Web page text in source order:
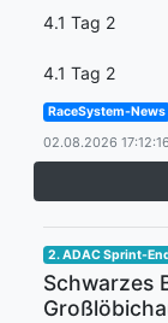
4.1 Tag 2
4.1 Tag 2
RaceSystem-News
02.08.2026 17:12:16
2. ADAC Sprint-
Schwarzes